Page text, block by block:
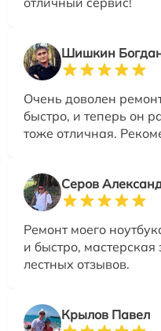
Шишкин
Очень доволен
быстро, и теперь он
тоже отличная.
Серов
Ремонт моего
и быстро,
лестных отзывов.
Крылов Павел